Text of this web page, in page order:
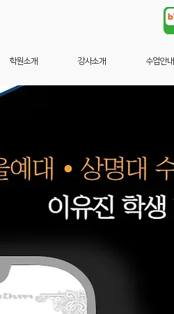
학원소개 강사소개 수업안내